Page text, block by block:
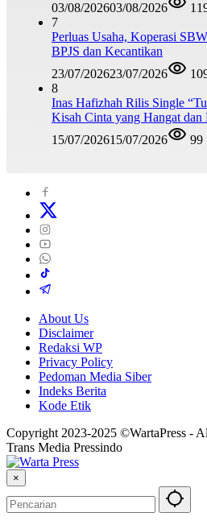
03/08/202603/08/2026
7
Perluas Usaha, Koperasi
BPJS dan Kecantikan
23/07/202623/07/2026
8
Inas Hafizhah Rilis Single
Kisah Cinta yang Hangat dan
15/07/202615/07/2026 99
About Us
Disclaimer
Redaksi WP
Privacy Policy
Pedoman Media Siber
Indeks Berita
Kode Etik
Copyright 2023-2025 ©WartaPress -
Trans Media Pressindo
×